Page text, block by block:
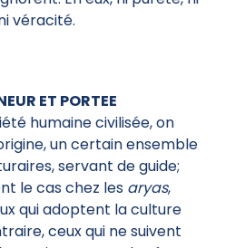
véracité.
ET PORTEE
humaine civilisée, on
un certain ensemble
servant de guide;
le cas chez les aryas,
qui adoptent la culture
ceux qui ne suivent